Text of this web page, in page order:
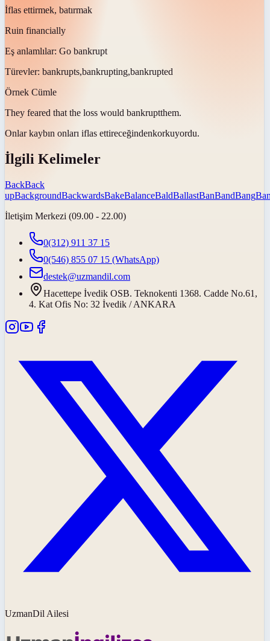
İflas ettirmek, batırmak
Ruin financially
Eş anlamlılar: Go bankrupt
Türevler: bankrupts,bankrupting,bankrupted
Örnek Cümle
They feared that the loss would bankruptthem.
Onlar kaybın onları iflas ettireceğindenkorkuyordu.
İlgili Kelimeler
BackBack
upBackgroundBackwardsBakeBalanceBaldBallastBanBandBang
İletişim Merkezi (09.00 - 22.00)
0(312) 911 37 15
0(546) 855 07 15 (WhatsApp)
destek@uzmandil.com
Hacettepe İvedik OSB. Teknokenti 1368. Cadde No.61,
4. Kat Ofis No: 32 İvedik / ANKARA
UzmanDil Ailesi